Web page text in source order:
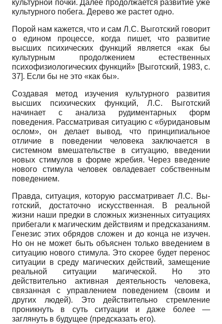
культурной почки. Далее продолжается развитие уже
культурного побега. Дерево же растет одно.
Порой нам кажется, что и сам Л.С. Выготский говорит
о едином процессе, когда пишет, что развитие
высших психических функций является «как бы
культурным продолжением естественных
психофизиологических функций» [Выготский, 1983, с.
37]. Если бы не это «как бы».
Создавая метод изучения культурного развития
высших психических функций, Л.С. Выготский
начинает с анализа рудиментарных форм
поведения. Рассматривая ситуацию с «буридановым
ослом», он делает вывод, что принципиальное
отличие в поведении человека заключается в
системном вмешательстве в ситуацию, введении
новых стимулов в форме жребия. Через введение
нового стимула человек овладевает собственным
поведением.
Правда, ситуация, которую рассматривает Л.С. Вы­
готский, достаточно искусственная. В реальной
жизни наши предки в сложных жизненных ситуациях
прибегали к магическим действиям и предсказаниям.
Генезис этих обрядов сложен и до конца не изучен.
Но он не может быть объяснен только введением в
ситуацию нового стимула. Это скорее будет перенос
ситуации в среду магических действий, замещение
реальной ситуации магической. Но это
действительно активная деятельность человека,
связанная с управлением поведением (своим и
других людей). Это действительно стремление
проникнуть в суть ситуации и даже более —
заглянуть в будущее (предсказать его).